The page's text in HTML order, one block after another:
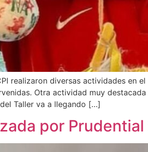
realizaron diversas actividades en
Otra actividad muy
Taller va a llegando […]
por Prudential